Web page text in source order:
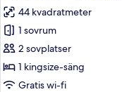
Accessible
foton
för
Deluxe-
rum
-
44 kvadratmeter
1 sovrum
2 sovplatser
1 kingsize-säng
Gratis wi-fi